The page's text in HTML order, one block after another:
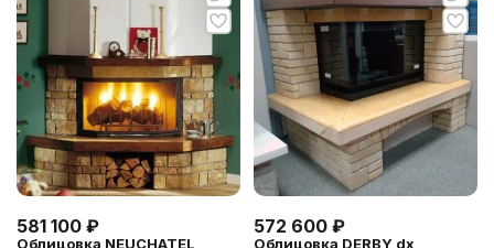
581 100 ₽
Облицовка NEUCHATEL
572 600 ₽
Облицовка DERBY dx